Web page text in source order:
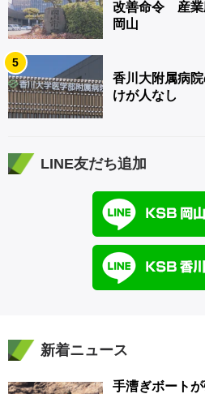
改善命令 産業
岡山
5
香川大附属病
けが人なし
LINE友だち追加
新着ニュース
手漕ぎボート